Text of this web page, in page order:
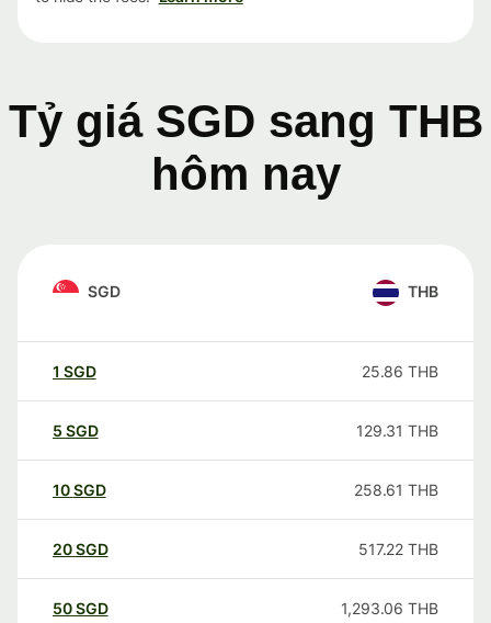
Tỷ giá SGD sang THB
hôm nay
SGD THB
1 SGD 25.86 THB
5 SGD 129.31 THB
10SGD 258.61 THB
20SGD 517.22 THB
50SGD 1,293.06 THB